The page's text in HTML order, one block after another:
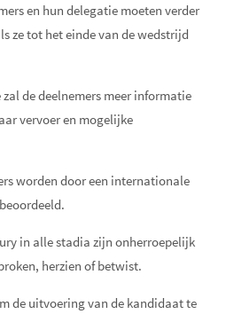
en hun delegatie moeten verder
ze tot het einde van de wedstrijd
de deelnemers meer informatie
vervoer en mogelijke
worden door een internationale
in alle stadia zijn onherroepelijk
herzien of betwist.
de uitvoering van de kandidaat te